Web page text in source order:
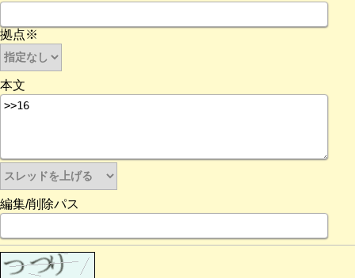
拠点※
本文
編集/削除パス